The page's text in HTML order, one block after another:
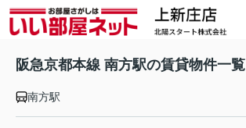
阪急京都本線 南方駅の賃貸物件一覧
南方駅